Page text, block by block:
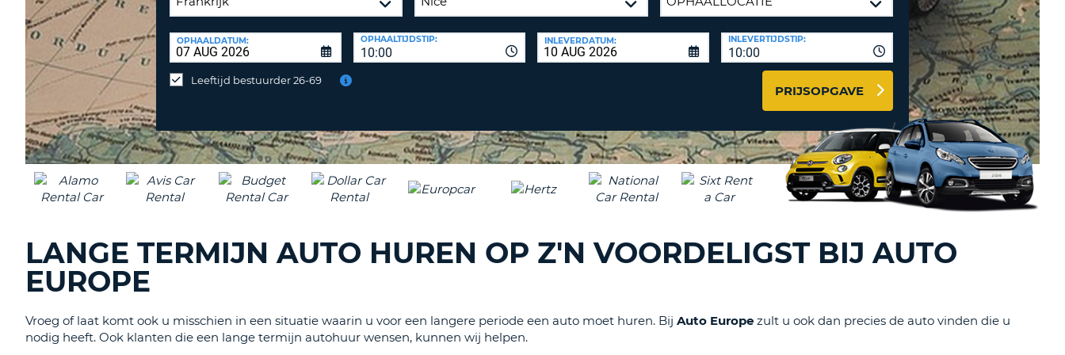
ÉÉN
TENMINSTE
ÉÉN
HET
KLEIN
TENMINSTE
ÉÉN
SPECIAAL
WACHTWOORD
WIJZIGEN
REISBUREAUS & AFFILIATES
HIER INLOGGEN
Huurauto
op
een
inleveren?
OPHAALDATUM:
10:00
OPHAALTIJDSTIP: INLEVERDATUM:
10:00
INLEVERTIJDSTIP:
Leeftijd bestuurder 26-69
PRIJSOPGAVE
LANGE TERMIJN AUTO HUREN OP Z'N VOORDELIGST BIJ AUTO
EUROPE
Vroeg of laat komt ook u misschien in een situatie waarin u voor een langere periode een auto moet huren. Bij Auto Europe zult u ook dan precies de auto vinden die u
nodig heeft. Ook klanten die een lange termijn autohuur wensen, kunnen wij helpen.